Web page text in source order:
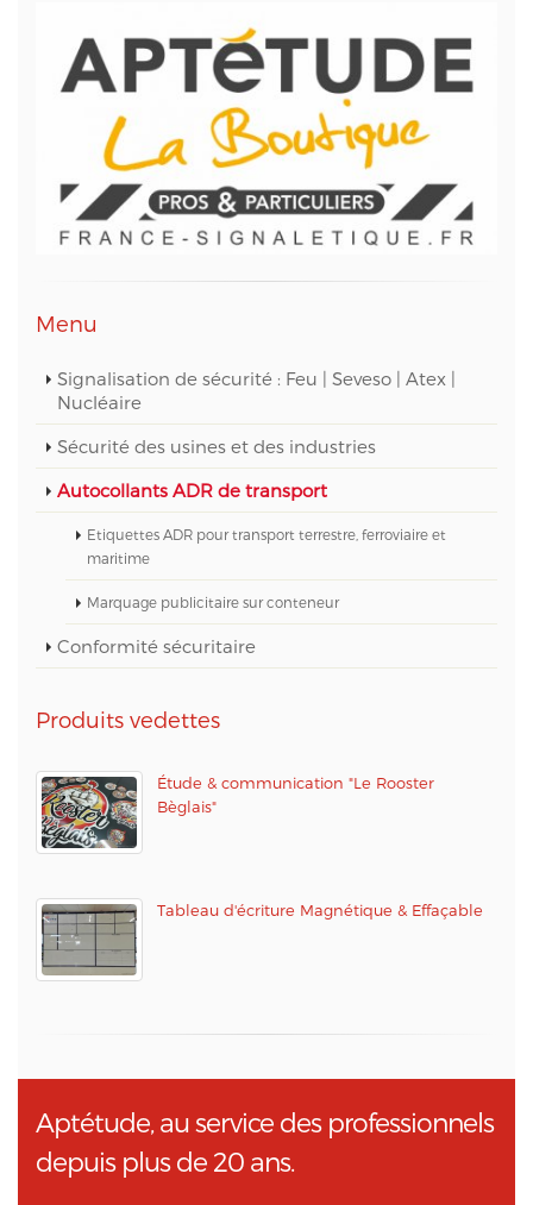
Conformément à la loi « informatique et libertés »,
vous pouvez exercer votre droit d'accès aux
données vous concernant et les faire rectifier en
contactant M. Christophe PATRY, responsable
technique web et des données informatiques, au
05 56 67 68 01 ou par mail sur info@aptetude.net.
Menu
Signalisation de sécurité : Feu | Seveso | Atex |
Nucléaire
Sécurité des usines et des industries
Autocollants ADR de transport
Etiquettes ADR pour transport terrestre, ferroviaire et
maritime
Marquage publicitaire sur conteneur
Conformité sécuritaire
Produits vedettes
Étude & communication "Le Rooster
Bèglais"
Tableau d'écriture Magnétique & Effaçable
Aptétude, au service des professionnels
depuis plus de 20 ans.